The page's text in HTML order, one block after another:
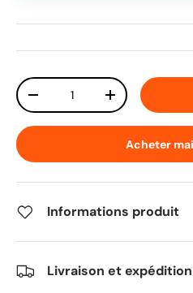
Qté
Diminuer la quantitéAugmenter la
Acheter
Informations produit
Livraison et expédition